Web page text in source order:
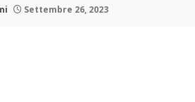
Settembre 26, 2023